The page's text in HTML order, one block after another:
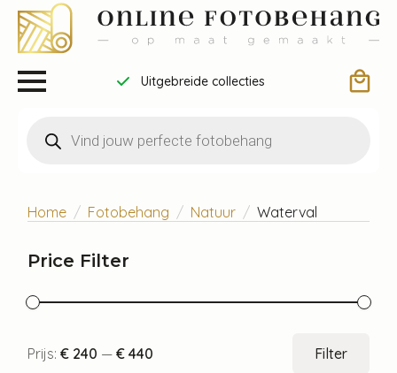
Uitgebreide collecties
zoeken
Home Fotobehang Natuur Waterval
Price Filter
Filter
Prijs:€ 240 —€ 440